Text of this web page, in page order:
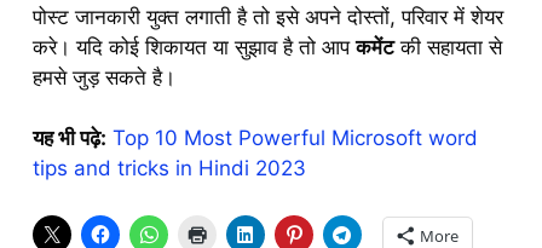
पोस्ट जानकारी युक्त लगाती है तो इसे अपने दोस्तों, परिवार में शेयर
करे। यदि कोई शिकायत या सुझाव है तो आपकमेंटकी सहायता से
हमसे जुड़ सकते है।
यह भी पढ़े: Top 10 Most Powerful Microsoft word
tips and tricks in Hindi 2023
More